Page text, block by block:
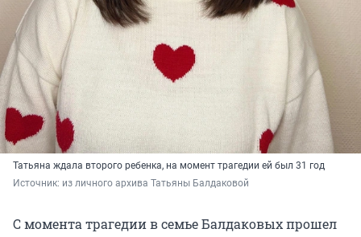
Татьяна ждала второго ребенка, на момент трагедии ей был 31 год
Источник: из личного архива Татьяны Балдаковой
С момента трагедии в семье Балдаковых прошел